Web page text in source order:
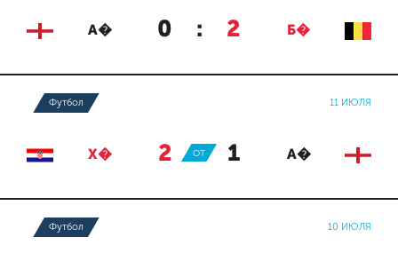
А� 0 : 2 Б�
Футбол 11 ИЮЛЯ
Х� 2 : 1 А�
ОТ
Футбол 10 ИЮЛЯ